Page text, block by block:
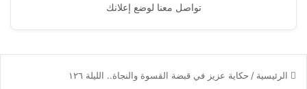
تواصل معنا لوضع إعلانك
الرئيسية / حكاية عزيز في قبضة القسوة والنجاة.. الليلة ١٢٦